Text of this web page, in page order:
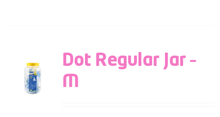
Dot Regular Jar –
M